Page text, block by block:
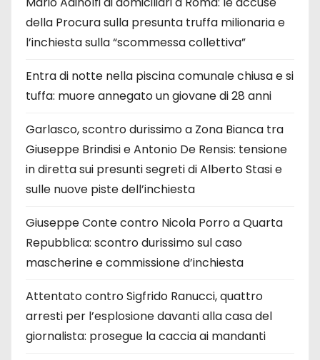
della Procura sulla presunta truffa milionaria e
l’inchiesta sulla “scommessa collettiva”
Entra di notte nella piscina comunale chiusa e si
tuffa: muore annegato un giovane di 28 anni
Garlasco, scontro durissimo a Zona Bianca tra
Giuseppe Brindisi e Antonio De Rensis: tensione
in diretta sui presunti segreti di Alberto Stasi e
sulle nuove piste dell’inchiesta
Giuseppe Conte contro Nicola Porro a Quarta
Repubblica: scontro durissimo sul caso
mascherine e commissione d’inchiesta
Attentato contro Sigfrido Ranucci, quattro
arresti per l’esplosione davanti alla casa del
giornalista: prosegue la caccia ai mandanti